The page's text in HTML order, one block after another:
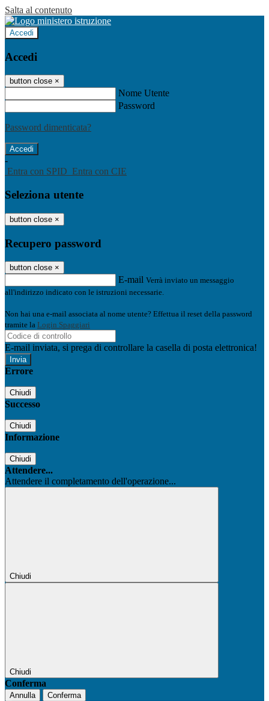
Salta al contenuto
Accedi
Accedi
button close ×
Nome Utente
Password
Password dimenticata?
-
Entra con SPID Entra con CIE
Seleziona utente
button close ×
Recupero password
button close ×
E-mail Verrà inviato un messaggio
all'indirizzo indicato con le istruzioni necessarie.
Non hai una e-mail associata al nome utente? Effettua il reset della password
tramite la Login Spaggiari
E-mail inviata, si prega di controllare la casella di posta elettronica!
Errore
Chiudi
Successo
Chiudi
Informazione
Chiudi
Attendere...
Attendere il completamento dell'operazione...
Chiudi
Chiudi
Conferma
Annulla Conferma